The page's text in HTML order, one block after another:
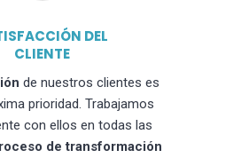
DEL
CLIENTE
de nuestros clientes es
prioridad. Trabajamos
con ellos en todas las
de transformación